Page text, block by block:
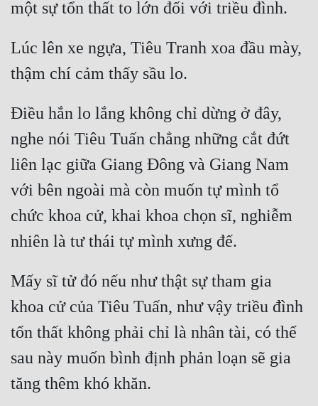
Huyền Ảo
Hài Hước
Hệ Thống
Học Đường
Khoa Huyễn
Khoa Huyễn Không Gian
Kinh Dị
Kiếm Hiệp
Kỳ Huyễn
Kỳ Ảo
Linh Dị
Làm Giàu
Lịch Sử
Lúc lên xe ngựa, Tiêu Tranh xoa đầu mày,
Điều hắn lo lắng không chỉ dừng ở đây,
nghe nói Tiêu Tuấn chẳng những cắt đứt
liên lạc giữa Giang Đông và Giang Nam
với bên ngoài mà còn muốn tự mình tổ
chức khoa cử, khai khoa chọn sĩ, nghiễm
Mấy sĩ tử đó nếu như thật sự tham gia
khoa cử của Tiêu Tuấn, như vậy triều đình
tổn thất không phải chỉ là nhân tài, có thể
sau này muốn bình định phản loạn sẽ gia